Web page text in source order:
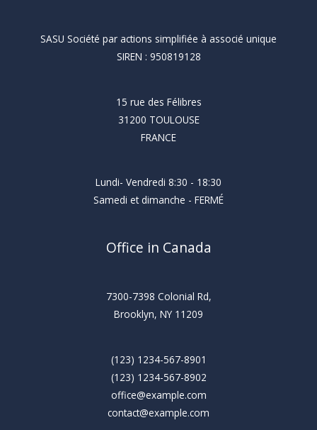
SASU Société par actions simplifiée à associé unique
SIREN : 950819128
15 rue des Félibres
31200 TOULOUSE
FRANCE
Lundi- Vendredi 8:30 - 18:30
Samedi et dimanche - FERMÉ
Office in Canada
7300-7398 Colonial Rd,
Brooklyn, NY 11209
(123) 1234-567-8901
(123) 1234-567-8902
office@example.com
contact@example.com